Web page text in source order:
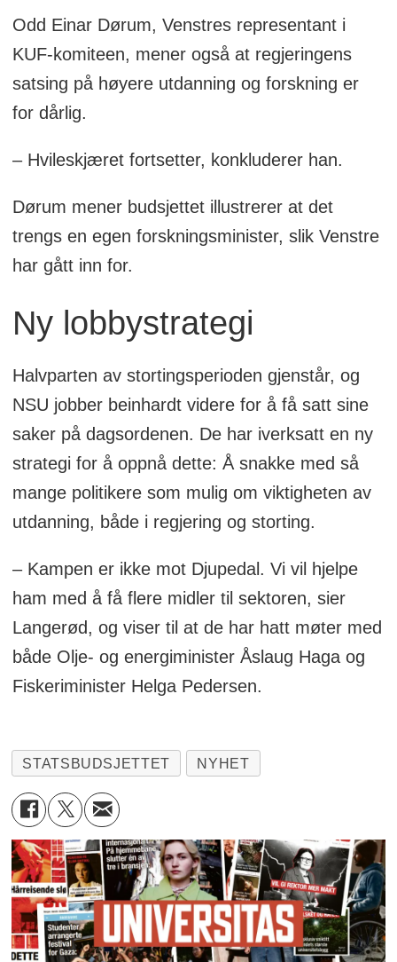
Odd Einar Dørum, Venstres representant i
KUF-komiteen, mener også at regjeringens
satsing på høyere utdanning og forskning er
for dårlig.
– Hvileskjæret fortsetter, konkluderer han.
Dørum mener budsjettet illustrerer at det
trengs en egen forskningsminister, slik Venstre
har gått inn for.
Ny lobbystrategi
Halvparten av stortingsperioden gjenstår, og
NSU jobber beinhardt videre for å få satt sine
saker på dagsordenen. De har iverksatt en ny
strategi for å oppnå dette: Å snakke med så
mange politikere som mulig om viktigheten av
utdanning, både i regjering og storting.
– Kampen er ikke mot Djupedal. Vi vil hjelpe
ham med å få flere midler til sektoren, sier
Langerød, og viser til at de har hatt møter med
både Olje- og energiminister Åslaug Haga og
Fiskeriminister Helga Pedersen.
STATSBUDSJETTET NYHET